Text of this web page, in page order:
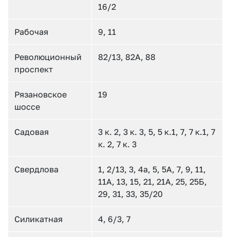
16/2
Рабочая 9, 11
Революционный
проспект
82/13, 82А, 88
Рязановское
шоссе
19
Садовая
3 к. 2, 3 к. 3, 5, 5 к.1, 7, 7 к.1, 7
к. 2, 7 к. 3
Свердлова
1, 2/13, 3, 4а, 5, 5А, 7, 9, 11,
11А, 13, 15, 21, 21А, 25, 25Б,
29, 31, 33, 35/20
Силикатная 4, 6/3, 7